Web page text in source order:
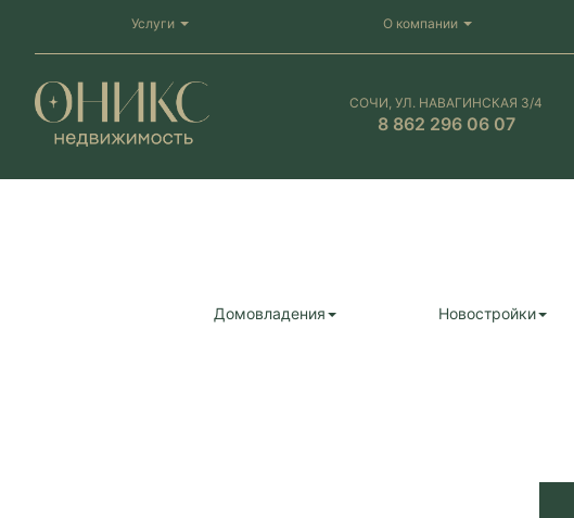
Услуги О компании
СОЧИ, УЛ. НАВАГИНСКАЯ 3/4
8 862 296 06 07
Домовладения Новостройки